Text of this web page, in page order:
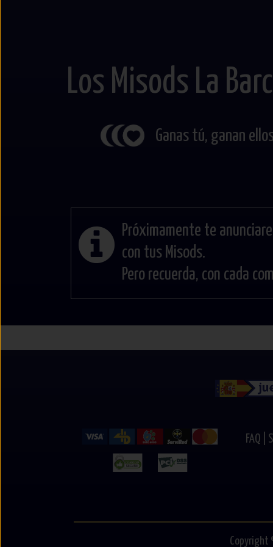
Los Misods La
Ganas tú, ganan
Próximamente te
con tus Misods.
Pero recuerda, con cada
FAQ |
Copyright